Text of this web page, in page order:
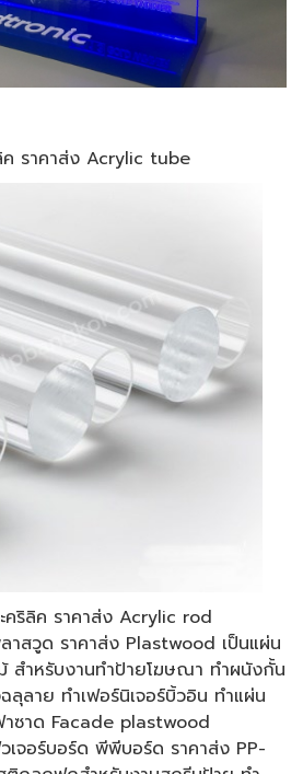
ค ราคาส่ง Acrylic tube
คริลิค ราคาส่ง Acrylic rod
าสวูด ราคาส่ง Plastwood เป็นแผ่น
สำหรับงานทำป้ายโฆษณา ทำผนังกั้น
ลาย ทำเฟอร์นิเจอร์บิ้วอิน ทำแผ่น
ซาด Facade plastwood
เจอร์บอร์ด พีพีบอร์ด ราคาส่ง PP-